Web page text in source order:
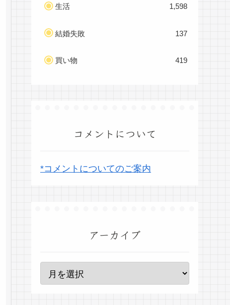
生活 1,598
結婚失敗 137
買い物 419
コメントについて
*コメントについてのご案内
アーカイブ